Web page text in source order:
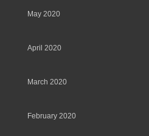
May 2020
April 2020
March 2020
February 2020